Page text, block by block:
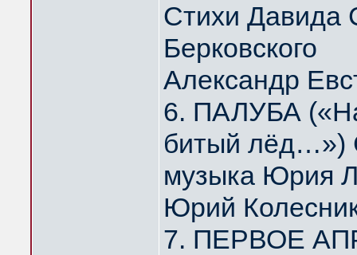
Стихи Давида
Берковского
Александр
6. ПАЛУБА
битый лёд…»)
музыка Юрия
Юрий
7. ПЕРВОЕ